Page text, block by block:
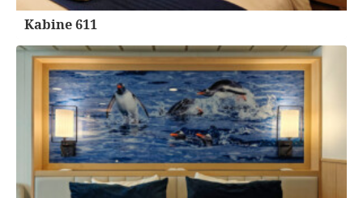
Kabine 611